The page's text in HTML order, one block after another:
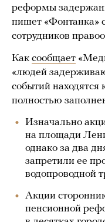
реформы
пишет «Фонтанка»
сотрудников
Как сообщает
«людей
событий
полностью
Изначально
на площади
однако за два
запретили ее
водопроводной
Акции
пенсионной